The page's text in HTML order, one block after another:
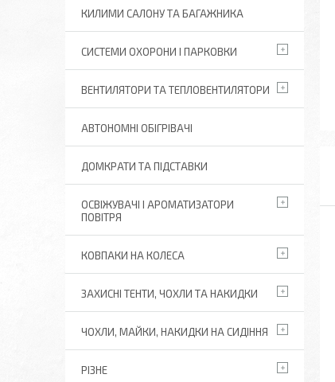
КИЛИМИ САЛОНУ ТА БАГАЖНИКА
СИСТЕМИ ОХОРОНИ І ПАРКОВКИ
ВЕНТИЛЯТОРИ ТА ТЕПЛОВЕНТИЛЯТОРИ
АВТОНОМНІ ОБІГРІВАЧІ
ДОМКРАТИ ТА ПІДСТАВКИ
ОСВІЖУВАЧІ І АРОМАТИЗАТОРИ
ПОВІТРЯ
КОВПАКИ НА КОЛЕСА
ЗАХИСНІ ТЕНТИ, ЧОХЛИ ТА НАКИДКИ
ЧОХЛИ, МАЙКИ, НАКИДКИ НА СИДІННЯ
РІЗНЕ